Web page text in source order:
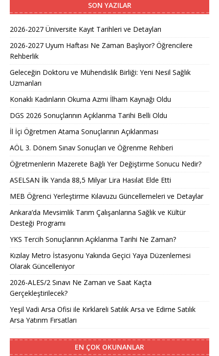
SON YAZILAR
2026-2027 Üniversite Kayıt Tarihleri ve Detayları
2026-2027 Uyum Haftası Ne Zaman Başlıyor? Öğrencilere
Rehberlik
Geleceğin Doktoru ve Mühendislik Birliği: Yeni Nesil Sağlık
Uzmanları
Konaklı Kadınların Okuma Azmi İlham Kaynağı Oldu
DGS 2026 Sonuçlarının Açıklanma Tarihi Belli Oldu
İl İçi Öğretmen Atama Sonuçlarının Açıklanması
AÖL 3. Dönem Sınav Sonuçları ve Öğrenme Rehberi
Öğretmenlerin Mazerete Bağlı Yer Değiştirme Sonucu Nedir?
ASELSAN İlk Yarıda 88,5 Milyar Lira Hasılat Elde Etti
MEB Öğrenci Yerleştirme Kılavuzu Güncellemeleri ve Detaylar
Ankara’da Mevsimlik Tarım Çalışanlarına Sağlık ve Kültür
Desteği Programı
YKS Tercih Sonuçlarının Açıklanma Tarihi Ne Zaman?
Kızılay Metro İstasyonu Yakında Geçici Yaya Düzenlemesi
Olarak Güncelleniyor
2026-ALES/2 Sınavı Ne Zaman ve Saat Kaçta
Gerçekleştirilecek?
Yeşil Vadi Arsa Ofisi ile Kırklareli Satılık Arsa ve Edirne Satılık
Arsa Yatırım Fırsatları
EN ÇOK OKUNANLAR